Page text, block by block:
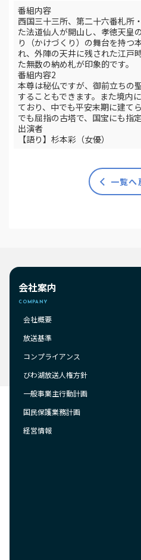
番組内容
西国三十三所、第二十六番札所
た法道仙人が開山し、孝徳天皇
り（かけづくり）の舞台を持つ
れ、外陣の天井に残された江戸
た無数の納め札が印象的です。
番組内容2
本尊は秘仏ですが、御前立ちの
することもできます。また境内
ており、中でも平安末期に建て
でも屈指の古塔で、国宝にも指
出演者
【語り】杉本彩（女優）
一覧へ
会社案内
COMPANY
会社概要
放送基準
コンプライアンス
びわ湖放送人権方針
一般事業主行動計画
国民保護業務計画
経営情報